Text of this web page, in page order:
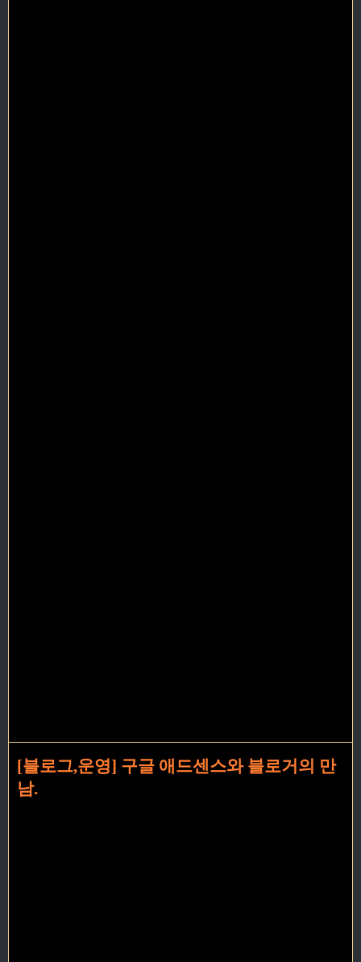
[블로그,운영] 구글 애드센스와 블로거의 만
남.